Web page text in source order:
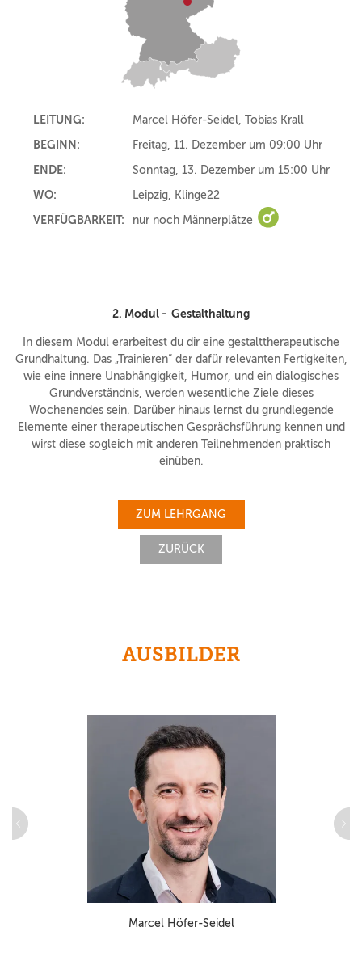
LEITUNG:
Marcel Höfer-Seidel, Tobias Krall
BEGINN:
Freitag, 11. Dezember um 09:00 Uhr
ENDE:
Sonntag, 13. Dezember um 15:00 Uhr
WO:
Leipzig, Klinge22
VERFÜGBARKEIT:
nur noch Männerplätze nur noch
2. Modul - Gestalthaltung
In diesem Modul erarbeitest du dir eine gestalttherapeutische
Grundhaltung. Das „Trainieren“ der dafür relevanten Fertigkeiten,
wie eine innere Unabhängigkeit, Humor, und ein dialogisches
Grundverständnis, werden wesentliche Ziele dieses
Wochenendes sein. Darüber hinaus lernst du grundlegende
Elemente einer therapeutischen Gesprächsführung kennen und
wirst diese sogleich mit anderen Teilnehmenden praktisch
einüben.
ZUM LEHRGANG
ZURÜCK
AUSBILDER
Marcel Höfer-Seidel